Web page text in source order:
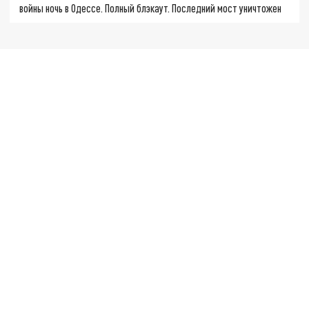
войны ночь в Одессе. Полный блэкаут. Последний мост уничтожен